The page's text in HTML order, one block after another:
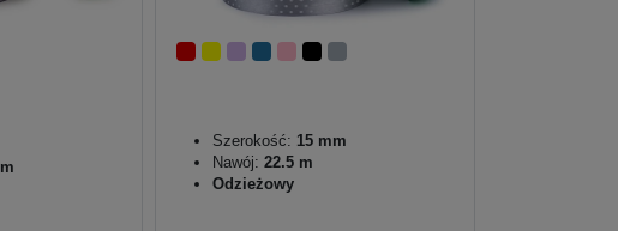
Szerokość: 15 mm
Nawój: 22.5 m
Odzieżowy